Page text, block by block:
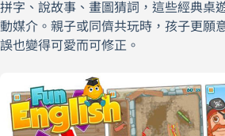
拼字、說故事、畫圖猜詞，這些經典桌
動媒介。親子或同儕共玩時，孩子更願
誤也變得可愛而可修正。